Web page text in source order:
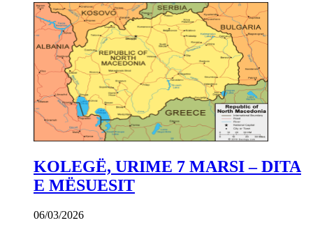
KOLEGË, URIME 7 MARSI – DITA
E MËSUESIT
06/03/2026